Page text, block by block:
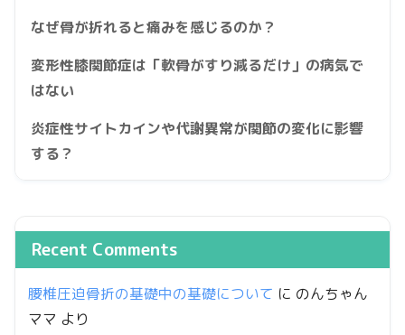
なぜ骨が折れると痛みを感じるのか？
変形性膝関節症は「軟骨がすり減るだけ」の病気で
はない
炎症性サイトカインや代謝異常が関節の変化に影響
する？
Recent Comments
腰椎圧迫骨折の基礎中の基礎について に のんちゃん
ママ より